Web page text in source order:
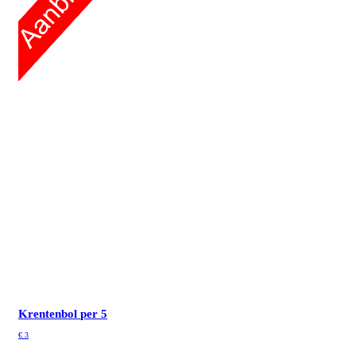
Krentenbol per 5
€ 3